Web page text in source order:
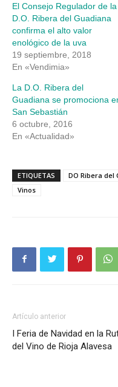
ventana
nueva)
ventana
nueva)
El Consejo Regulador de la
D.O. Ribera del Guadiana
confirma el alto valor
enológico de la uva
19 septiembre, 2018
En «Vendimia»
La D.O. Ribera del
Guadiana se promociona
San Sebastián
6 octubre, 2016
En «Actualidad»
ETIQUETAS DO Ribera del
Vinos
Artículo anterior
I Feria de Navidad en la
del Vino de Rioja Alavesa